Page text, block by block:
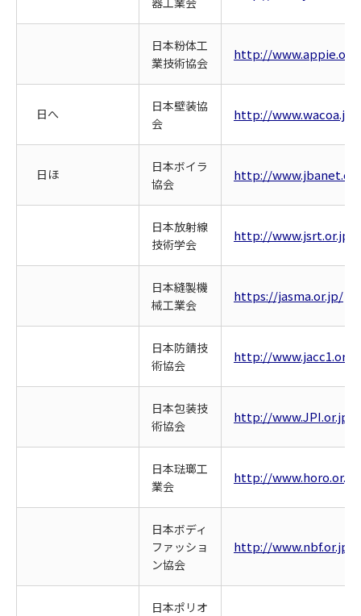
日本粉体工
業技術協会
http://
日へ
日本壁装協
会
http://www.wacoa.jp/
日ほ
日本ボイラ
協会
http://
日本放射線
技術学会
http://www.jsrt.or.jp/
日本縫製機
械工業会
https://jasma.or.jp/
日本防錆技
術協会
http://
日本包装技
術協会
http://www.JPI.or.jp/
日本琺瑯工
業会
http://www.horo.or.jp/
日本ボディ
ファッショ
ン協会
http://www.nbf.or.jp/
日本ポリオ